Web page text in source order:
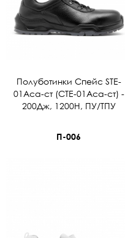
Полуботинки Спейс STE-
01Aсa-cт (СТЕ-01Аса-ст) -
200Дж, 1200Н, ПУ/ТПУ
П-006